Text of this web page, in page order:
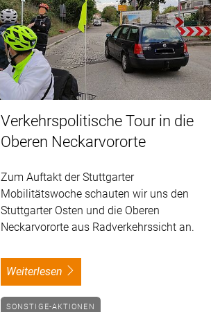
Verkehrspolitische Tour in die
Oberen Neckarvororte
Zum Auftakt der Stuttgarter
Mobilitätswoche schauten wir uns den
Stuttgarter Osten und die Oberen
Neckarvororte aus Radverkehrssicht an.
weiterlesen
SONSTIGE-AKTIONEN